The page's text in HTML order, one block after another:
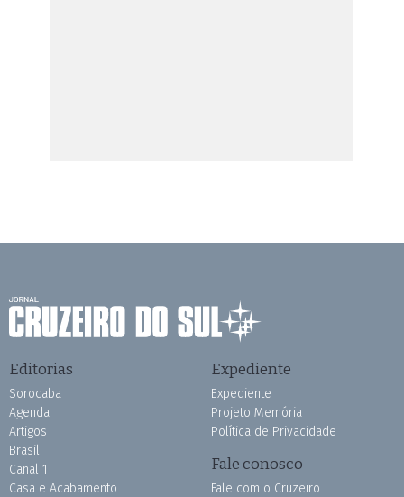
Editorias
Sorocaba
Agenda
Artigos
Brasil
Canal 1
Casa e Acabamento
Expediente
Expediente
Projeto Memória
Política de Privacidade
Fale conosco
Fale com o Cruzeiro